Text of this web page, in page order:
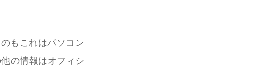
もこれはパソコン
の情報はオフィシ